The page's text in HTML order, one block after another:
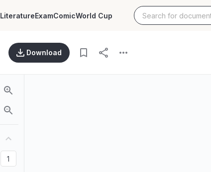
LiteratureExamComicWorld Cup
Download